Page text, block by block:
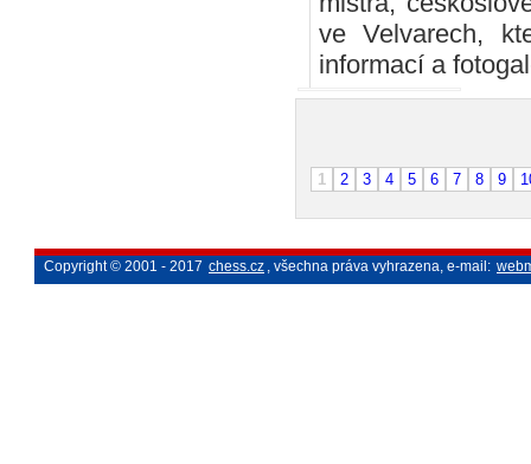
ve Velvarech,
informací a
1 2 3 4 5 6 7 8 9
Copyright © 2001 - 2017 chess.cz , všechna práva vyhrazena, e-mail: